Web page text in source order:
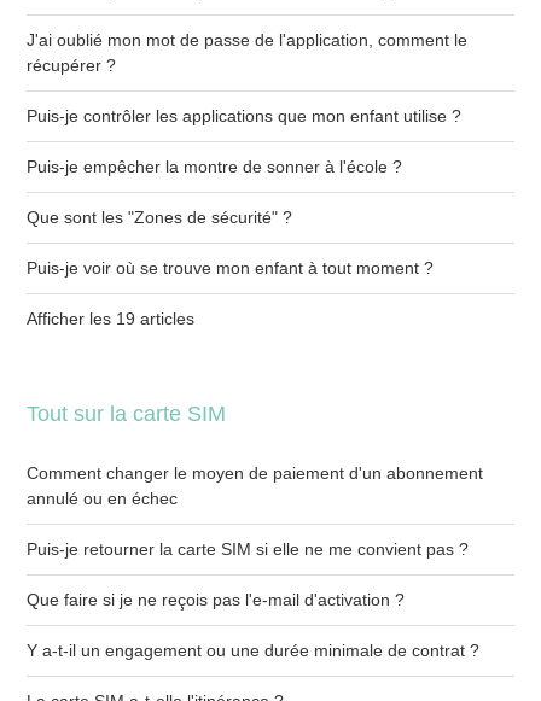
J'ai oublié mon mot de passe de l'application, comment le
récupérer ?
Puis-je contrôler les applications que mon enfant utilise ?
Puis-je empêcher la montre de sonner à l'école ?
Que sont les "Zones de sécurité" ?
Puis-je voir où se trouve mon enfant à tout moment ?
Afficher les 19 articles
Tout sur la carte SIM
Comment changer le moyen de paiement d'un abonnement
annulé ou en échec
Puis-je retourner la carte SIM si elle ne me convient pas ?
Que faire si je ne reçois pas l'e-mail d'activation ?
Y a-t-il un engagement ou une durée minimale de contrat ?